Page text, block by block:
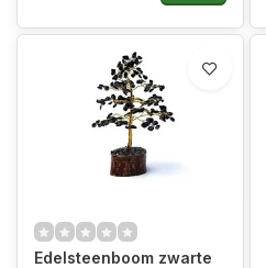
Edelsteenboom zwarte